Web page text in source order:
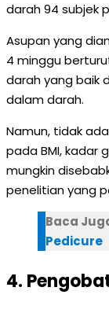
darah 94 subjek
Asupan yang
4 minggu
darah yang baik
dalam darah.
Namun, tidak
pada BMI, kadar
mungkin
penelitian yang
Baca
Pedicure
4.